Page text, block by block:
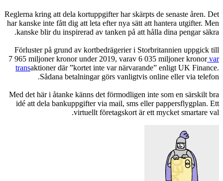
Reglerna kring att dela kortuppgifter har skärpts de senaste åren. Det
har kanske inte fått dig att leta efter nya sätt att hantera utgifter. Men
kanske blir du inspirerad av tanken på att hålla dina pengar säkra.
Förluster på grund av kortbedrägerier i Storbritannien uppgick till
7 965 miljoner kronor under 2019, varav 6 035 miljoner kronorvar
transaktioner där ”kortet inte var närvarande” enligt UK Finance.
Sådana betalningar görs vanligtvis online eller via telefon.
Med det här i åtanke känns det förmodligen inte som en särskilt bra
idé att dela bankuppgifter via mail, sms eller pappersflygplan. Ett
virtuellt företagskort är ett mycket smartare val.